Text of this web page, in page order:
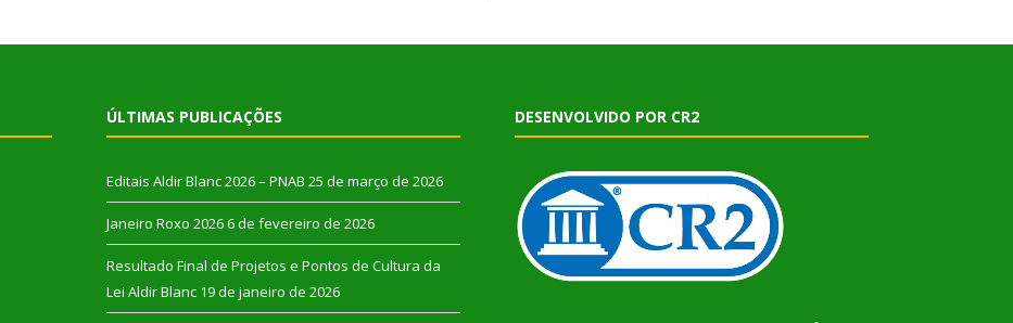
ÚLTIMAS PUBLICAÇÕES
Editais Aldir Blanc 2026 – PNAB 25 de março de 2026
Janeiro Roxo 2026 6 de fevereiro de 2026
Resultado Final de Projetos e Pontos de Cultura da
Lei Aldir Blanc 19 de janeiro de 2026
DESENVOLVIDO POR CR2